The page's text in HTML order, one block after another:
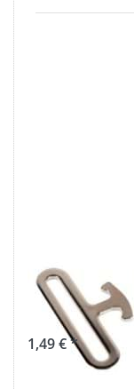
50mm
Gurtband
teilig
1,49 € *